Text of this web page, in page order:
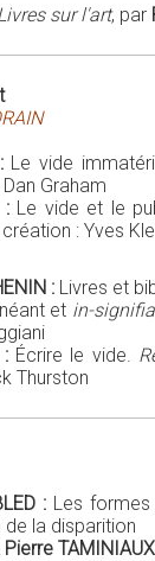
sur l'art, par
Le vide
Graham
:Le vide et le
: Yves
: Livres et
et in-
Écrire le vide.
Thurston
:Les formes
la disparition